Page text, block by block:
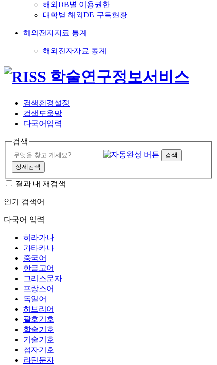
해외DB별 이용권한
대학별 해외DB 구독현황
해외전자자료 통계
해외전자자료 통계
검색환경설정
검색도움말
다국어입력
검색
검색
상세검색
결과 내 재검색
인기 검색어
다국어 입력
히라가나
가타카나
중국어
한글고어
그리스문자
프랑스어
독일어
히브리어
괄호기호
학술기호
기술기호
첨자기호
라틴문자